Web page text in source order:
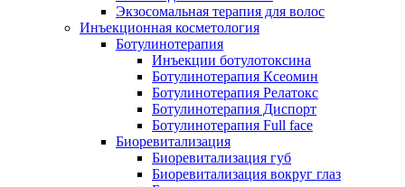
Экзосомальная терапия для волос
Инъекционная косметология
Ботулинотерапия
Инъекции ботулотоксина
Ботулинотерапия Ксеомин
Ботулинотерапия Релатокс
Ботулинотерапия Диспорт
Ботулинотерапия Full face
Биоревитализация
Биоревитализация губ
Биоревитализация вокруг глаз